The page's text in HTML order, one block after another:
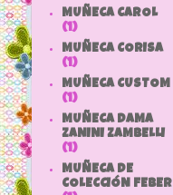
MUÑECA CAROL
(1)
MUÑECA CORISA
(1)
MUÑECA CUSTOM
(1)
MUÑECA DAMA
ZANINI ZAMBELLI
(1)
MUÑECA DE
COLECCIÓN FEBER